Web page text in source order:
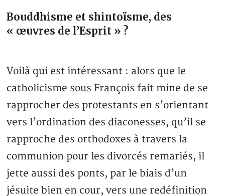
Bouddhisme et shintoïsme, des
« œuvres de l’Esprit » ?
Voilà qui est intéressant : alors que le
catholicisme sous François fait mine de se
rapprocher des protestants en s’orientant
vers l’ordination des diaconesses, qu’il se
rapproche des orthodoxes à travers la
communion pour les divorcés remariés, il
jette aussi des ponts, par le biais d’un
jésuite bien en cour, vers une redéfinition